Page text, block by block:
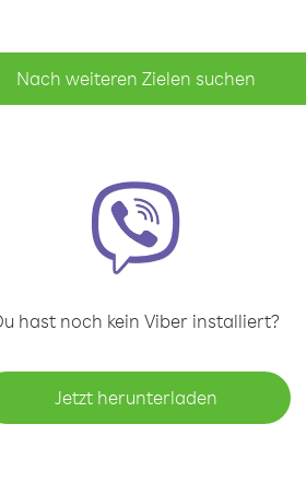
Nach weiteren Zielen suchen
hast noch kein Viber installiert?
Jetzt herunterladen